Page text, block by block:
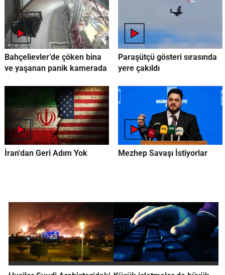
Bahçelievler’de çöken bina
ve yaşanan panik kamerada
Paraşütçü gösteri sırasında
yere çakıldı
İran'dan Geri Adım Yok Mezhep Savaşı İstiyorlar